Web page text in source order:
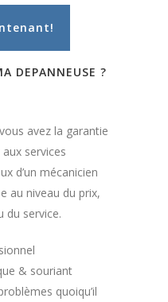
DEPANNEUSE ?
avez la garantie
services
d’un mécanicien
au niveau du prix,
du service.
& souriant
quoiqu’il